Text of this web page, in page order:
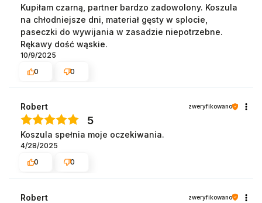
Kupiłam czarną, partner bardzo zadowolony. Koszula
na chłodniejsze dni, materiał gęsty w splocie,
paseczki do wywijania w zasadzie niepotrzebne.
Rękawy dość wąskie.
10/9/2025
0
0
Robert zweryfikowano
5
Koszula spełnia moje oczekiwania.
4/28/2025
0
0
Robert zweryfikowano